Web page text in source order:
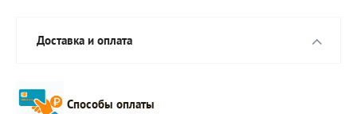
Доставка и оплата
Способы оплаты